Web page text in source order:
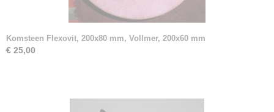
Komsteen Flexovit, 200x80 mm, Vollmer, 200x60 mm
€ 25,00